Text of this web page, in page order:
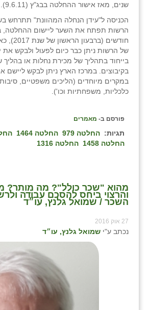
שנים, מאז אישור ההחלטה בבג"ץ (9.6.11).
הכניסה ל"עידן הנחלה המהוונת" תתרחש
הרשות תפתח את השער ליישום ההחלטה,
חודשים
של הרשות ניתן כבר כיום לפעול ולבקש את
בייחוד בתהליך של מכירת נחלות או בהליך
בקיבוצים. במרכז הארץ ניתן לבקש
במקרים מיוחדים (הליכים משפטיים, סיבות
כלכליות, משפחתיות וכו').
פורסם ב- מאמרים
תגיות: החלטה 979 החלטה 1464
החלטה 1458
החלטה 1316
מהוא "שכר כולל"? מה מותר?
והרצוי ביחס להסכם עבודה
השכר / שמואל גלנץ, עו״ד
27 אוק 2016
נכתב ע"י שמואל גלנץ, עו״ד
כפר אביב
כפר ביאליק
כפר הרי״ף
כפר מישר
כפר מרדכי
מגשימים
מכורה